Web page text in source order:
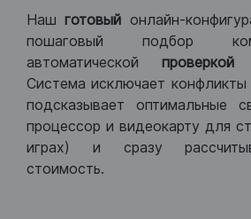
Нашготовый онлайн-
пошаговый подбор
автоматической проверкой
Система исключает
подсказывает оптимальные
процессор и видеокарту для
играх) и сразу
стоимость.